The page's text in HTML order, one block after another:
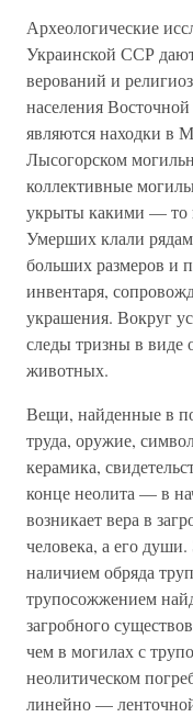
Археологические
Украинской ССР
верований и
населения
являются находки в
Лысогорском
коллективные
укрыты какими — то
Умерших клали
больших размеров и
инвентаря,
украшения. Вокруг
следы тризны в виде
животных.
Вещи, найденные в
труда, оружие,
керамика,
конце неолита — в
возникает вера в
человека, а его
наличием обряда
трупосожжением
загробного
чем в могилах с
неолитическом
линейно —